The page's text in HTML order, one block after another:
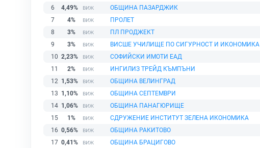
6
4,49% ОБЩИНА ПАЗАРДЖИК
7
4% ПРОЛЕТ
8
3% ПЛ ПРОДЖЕКТ
9
3% ВИСШЕ УЧИЛИЩЕ ПО СИГУРНОСТ И ИКОНОМИКА
10 2,23% СОФИЙСКИ ИМОТИ ЕАД
11
2% ИНГИЛИЗ ТРЕЙД КЪМПЪНИ
12 1,53% ОБЩИНА ВЕЛИНГРАД
13 1,10% ОБЩИНА СЕПТЕМВРИ
14 1,06% ОБЩИНА ПАНАГЮРИЩЕ
15
1% СДРУЖЕНИЕ ИНСТИТУТ ЗЕЛЕНА ИКОНОМИКА
16 0,56% ОБЩИНА РАКИТОВО
17 0,41% ОБЩИНА БРАЦИГОВО